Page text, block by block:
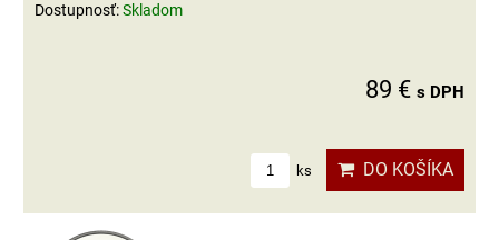
Dostupnosť:Skladom
89 € s DPH
ks DO KOŠÍKA